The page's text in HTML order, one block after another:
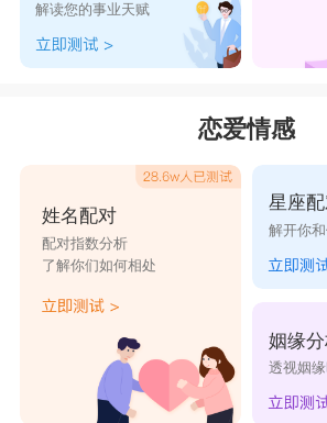
玉树
53个带财运的狗狗名字有哪些
——在古时候，六军统帅的人被称
崇高。为狗狗取名字为将军，体
形象气质，以显威风凛凛的气势
狗能拥有将军那样聪明睿智的头
的带领能让主人得到更美好的生
意内涵。
解读您的事业天赋
恋爱情感
姓名配对
配对指数分析
了解你们如何相处
星座
解开你
姻缘
透视姻